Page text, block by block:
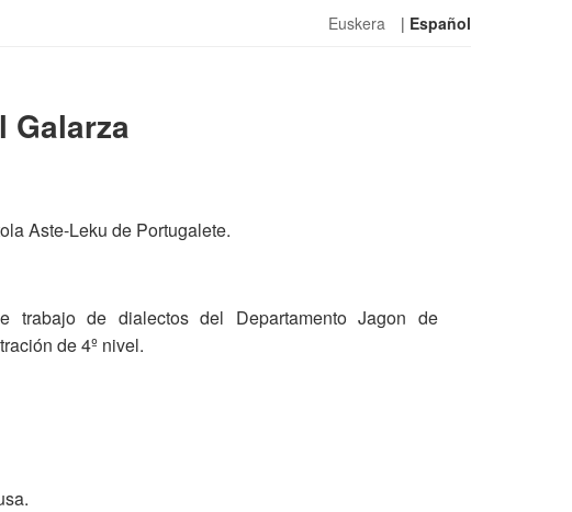
Euskera | Español
Galarza
Aste-Leku de Portugalete.
trabajo de dialectos del Departamento Jagon de
de 4º nivel.